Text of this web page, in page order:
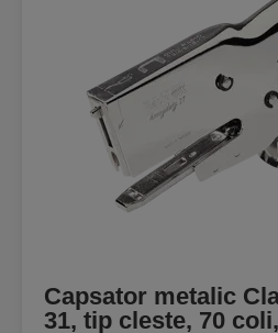
Capsator metalic
31, tip cleste, 70